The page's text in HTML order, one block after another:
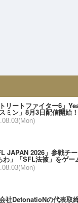
トリートファイター6」
スミン」8月3日配信開始
JAPAN 2026」参戦チ
わ」「SFL法被」をゲ
社DetonatioNの代表取